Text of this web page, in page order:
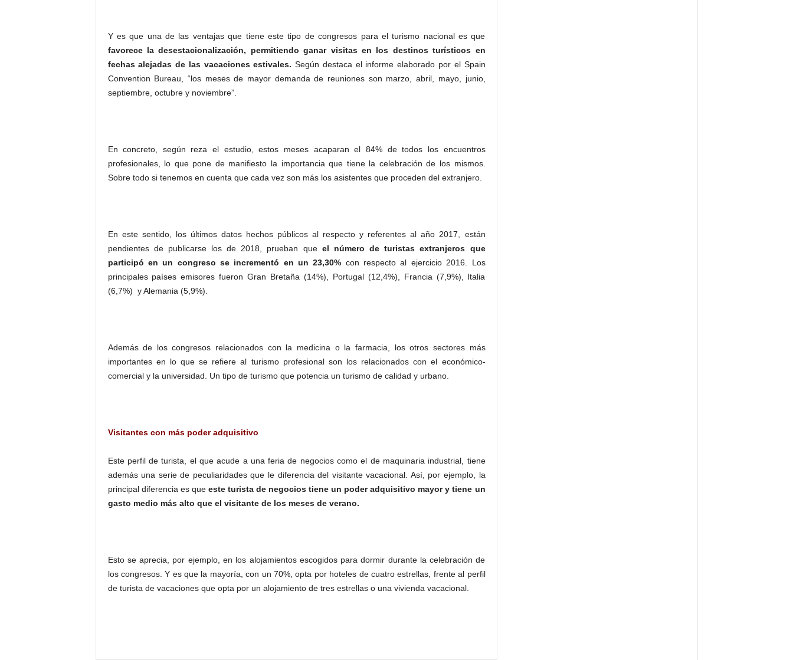
Y es que una de las ventajas que tiene este tipo de congresos para el turismo nacional es que
favorece la desestacionalización, permitiendo ganar visitas en los destinos turísticos en
fechas alejadas de las vacaciones estivales. Según destaca el informe elaborado por el Spain
Convention Bureau, “los meses de mayor demanda de reuniones son marzo, abril, mayo, junio,
septiembre, octubre y noviembre”.
En concreto, según reza el estudio, estos meses acaparan el 84% de todos los encuentros
profesionales, lo que pone de manifiesto la importancia que tiene la celebración de los mismos.
Sobre todo si tenemos en cuenta que cada vez son más los asistentes que proceden del extranjero.
En este sentido, los últimos datos hechos públicos al respecto y referentes al año 2017, están
pendientes de publicarse los de 2018, prueban que el número de turistas extranjeros que
participó en un congreso se incrementó en un 23,30% con respecto al ejercicio 2016. Los
principales países emisores fueron Gran Bretaña (14%), Portugal (12,4%), Francia (7,9%), Italia
(6,7%) y Alemania (5,9%).
Además de los congresos relacionados con la medicina o la farmacia, los otros sectores más
importantes en lo que se refiere al turismo profesional son los relacionados con el económico-
comercial y la universidad. Un tipo de turismo que potencia un turismo de calidad y urbano.
Visitantes con más poder adquisitivo
Este perfil de turista, el que acude a una feria de negocios como el de maquinaria industrial, tiene
además una serie de peculiaridades que le diferencia del visitante vacacional. Así, por ejemplo, la
principal diferencia es que este turista de negocios tiene un poder adquisitivo mayor y tiene un
gasto medio más alto que el visitante de los meses de verano.
Esto se aprecia, por ejemplo, en los alojamientos escogidos para dormir durante la celebración de
los congresos. Y es que la mayoría, con un 70%, opta por hoteles de cuatro estrellas, frente al perfil
de turista de vacaciones que opta por un alojamiento de tres estrellas o una vivienda vacacional.